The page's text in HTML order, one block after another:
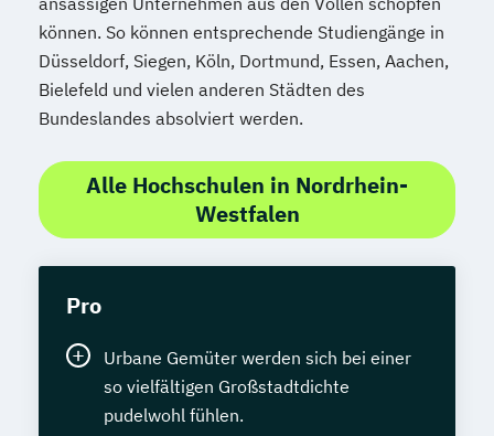
können. So können entsprechende Studiengänge in
Düsseldorf, Siegen, Köln, Dortmund, Essen, Aachen,
Bielefeld und vielen anderen Städten des
Bundeslandes absolviert werden.
Alle Hochschulen in Nordrhein-
Westfalen
Pro
Urbane Gemüter werden sich bei einer
so vielfältigen Großstadtdichte
pudelwohl fühlen.